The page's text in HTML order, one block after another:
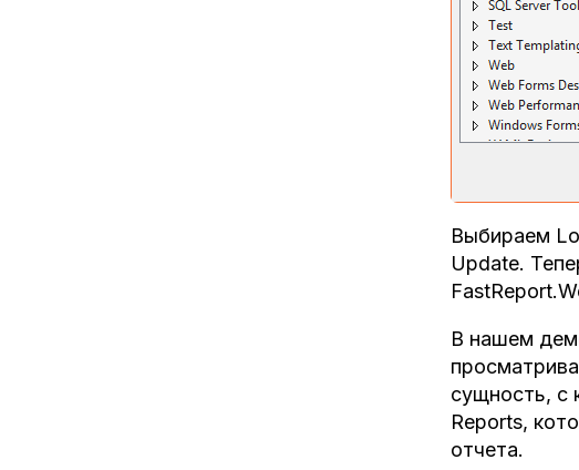
Выбираем
Update.
В нашем
сущность, с
Reports,
отчета.